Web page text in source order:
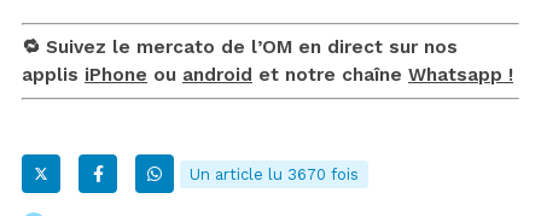
🔁 Suivez le mercato de l’OM en direct sur nos
applis iPhone ou android et notre chaîne Whatsapp !
Un article lu 3670 fois